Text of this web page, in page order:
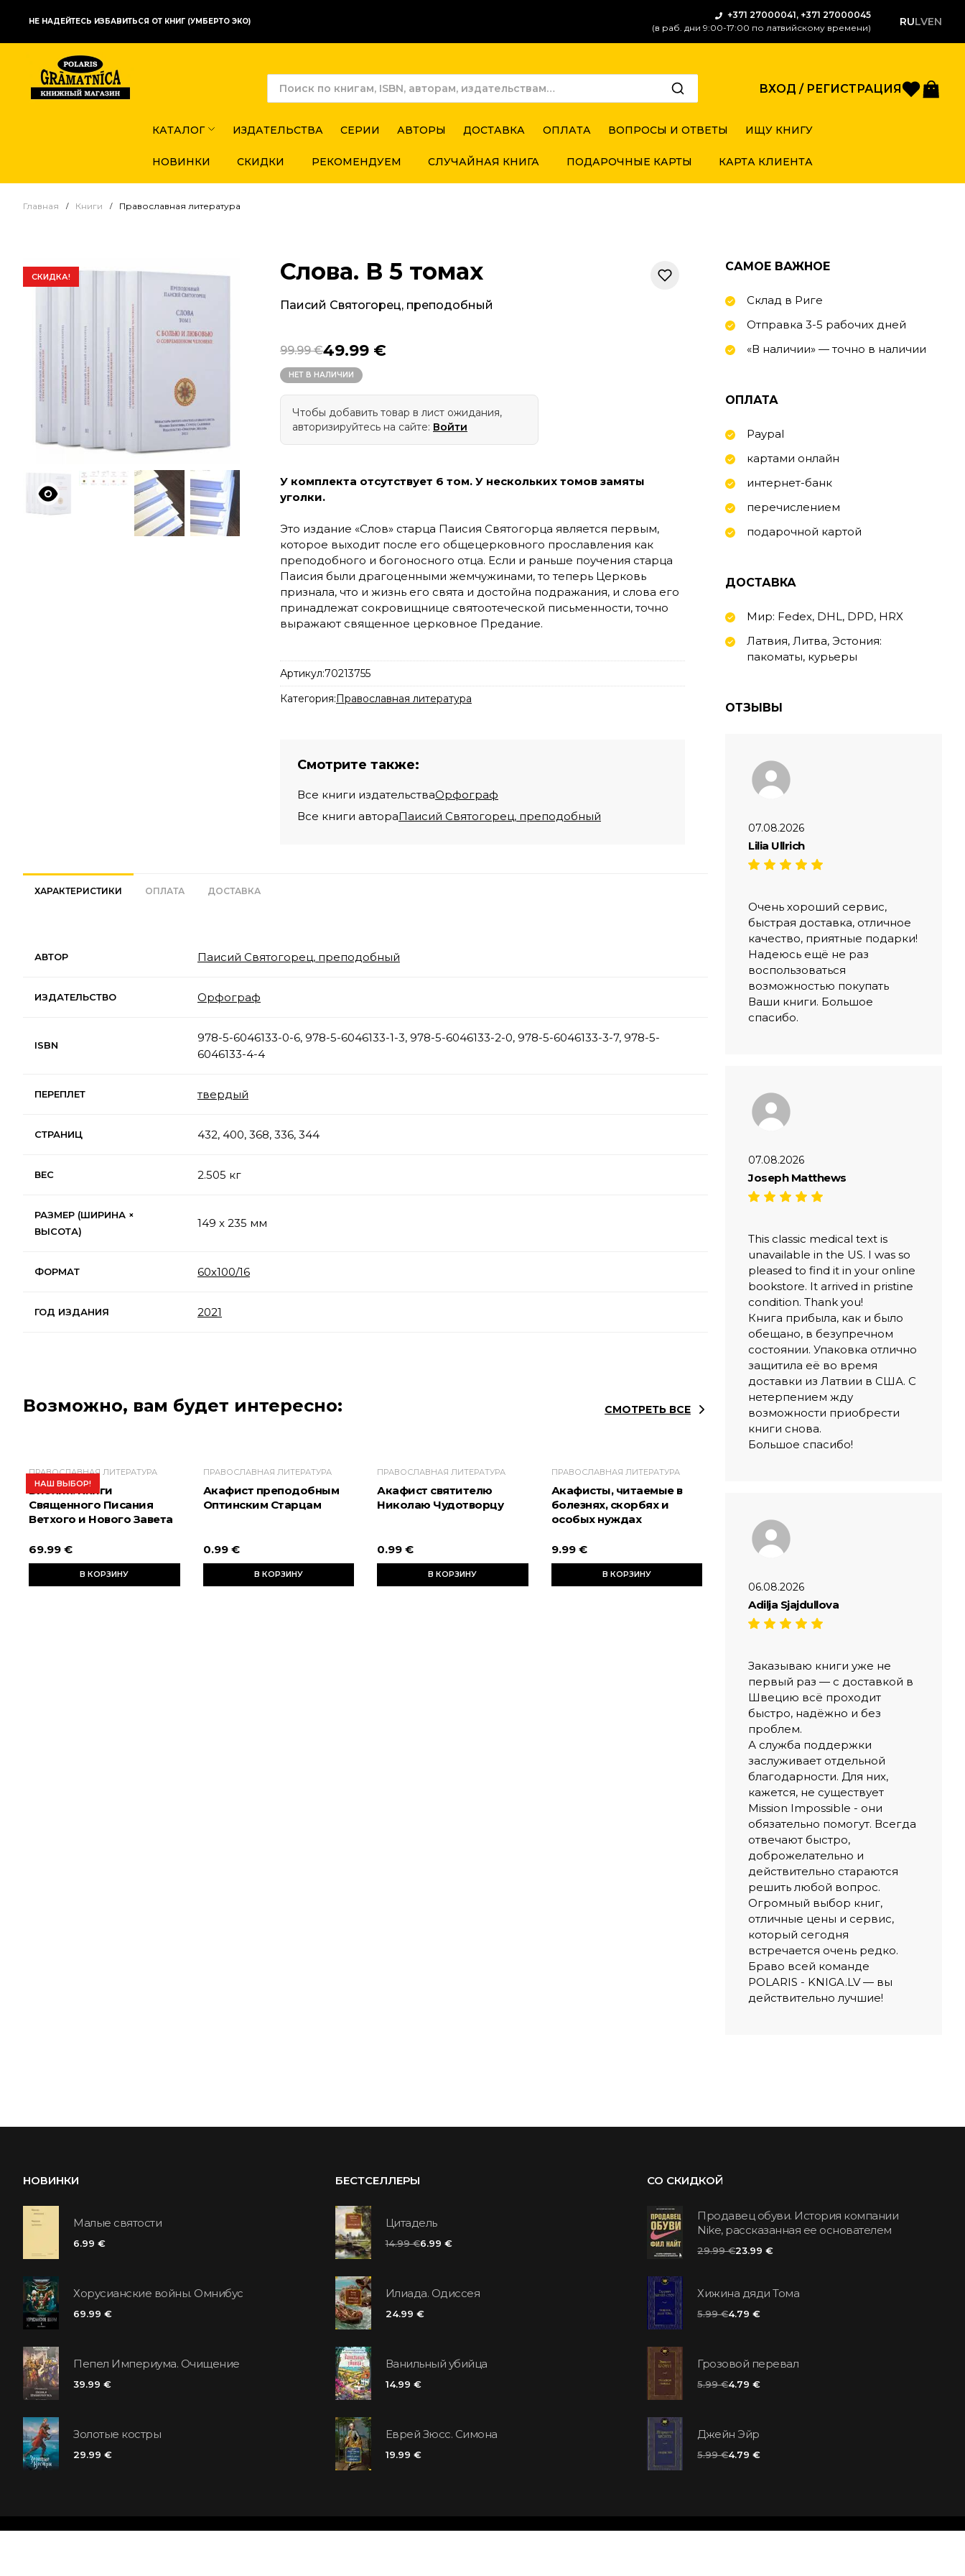
НЕ НАДЕЙТЕСЬ ИЗБАВИТЬСЯ ОТ КНИГ (УМБЕРТО ЭКО)
+371 27000041, +371 27000045
(в раб. дни 9:00-17:00 по латвийскому времени)
RULVEN
ВХОД / РЕГИСТРАЦИЯ
КАТАЛОГ ИЗДАТЕЛЬСТВА СЕРИИ АВТОРЫ ДОСТАВКА ОПЛАТА ВОПРОСЫ И ОТВЕТЫ ИЩУ КНИГУ
НОВИНКИ СКИДКИ РЕКОМЕНДУЕМ СЛУЧАЙНАЯ КНИГА ПОДАРОЧНЫЕ КАРТЫ КАРТА КЛИЕНТА
Главная Книги Православная литература
СКИДКА! Слова. В 5 томах
Паисий Святогорец, преподобный
99.99 €49.99 €
НЕТ В НАЛИЧИИ
Чтобы добавить товар в лист ожидания,
авторизируйтесь на сайте: Войти
У комплекта отсутствует 6 том. У нескольких томов замяты
уголки.
Это издание «Слов» старца Паисия Святогорца является первым,
которое выходит после его общецерковного прославления как
преподобного и богоносного отца. Если и раньше поучения старца
Паисия были драгоценными жемчужинами, то теперь Церковь
признала, что и жизнь его свята и достойна подражания, и слова его
принадлежат сокровищнице святоотеческой письменности, точно
выражают священное церковное Предание.
Артикул:70213755
Категория:Православная литература
Смотрите также:
Все книги издательстваОрфограф
Все книги автораПаисий Святогорец, преподобный
ХАРАКТЕРИСТИКИ ОПЛАТА ДОСТАВКА
АВТОР Паисий Святогорец, преподобный
ИЗДАТЕЛЬСТВО Орфограф
ISBN
978-5-6046133-0-6, 978-5-6046133-1-3, 978-5-6046133-2-0, 978-5-6046133-3-7, 978-5-
6046133-4-4
ПЕРЕПЛЕТ твердый
СТРАНИЦ 432, 400, 368, 336, 344
ВЕС 2.505 кг
РАЗМЕР (ШИРИНА ×
ВЫСОТА)
149 x 235 мм
ФОРМАТ 60х100/16
ГОД ИЗДАНИЯ 2021
Возможно, вам будет интересно: СМОТРЕТЬ ВСЕ
НАШ ВЫБОР!
ПРАВОСЛАВНАЯ ЛИТЕРАТУРА
Библия. Книги
Священного Писания
Ветхого и Нового Завета
69.99 €
В КОРЗИНУ
ПРАВОСЛАВНАЯ ЛИТЕРАТУРА
Акафист преподобным
Оптинским Старцам
0.99 €
В КОРЗИНУ
ПРАВОСЛАВНАЯ ЛИТЕРАТУРА
Акафист святителю
Николаю Чудотворцу
0.99 €
В КОРЗИНУ
ПРАВОСЛАВНАЯ ЛИТЕРАТУРА
Акафисты, читаемые в
болезнях, скорбях и
особых нуждах
9.99 €
В КОРЗИНУ
САМОЕ ВАЖНОЕ
Склад в Риге
Отправка 3-5 рабочих дней
«В наличии» — точно в наличии
ОПЛАТА
Paypal
картами онлайн
интернет-банк
перечислением
подарочной картой
ДОСТАВКА
Мир: Fedex, DHL, DPD, HRX
Латвия, Литва, Эстония:
пакоматы, курьеры
ОТЗЫВЫ
07.08.2026
Lilia Ullrich
Очень хороший сервис,
быстрая доставка, отличное
качество, приятные подарки!
Надеюсь ещё не раз
воспользоваться
возможностью покупать
Ваши книги. Большое
спасибо.
07.08.2026
Joseph Matthews
This classic medical text is
unavailable in the US. I was so
pleased to find it in your online
bookstore. It arrived in pristine
condition. Thank you!
Книга прибыла, как и было
обещано, в безупречном
состоянии. Упаковка отлично
защитила её во время
доставки из Латвии в США. С
нетерпением жду
возможности приобрести
книги снова.
Большое спасибо!
06.08.2026
Adilja Sjajdullova
Заказываю книги уже не
первый раз — с доставкой в
Швецию всё проходит
быстро, надёжно и без
проблем.
А служба поддержки
заслуживает отдельной
благодарности. Для них,
кажется, не существует
Mission Impossible - они
обязательно помогут. Всегда
отвечают быстро,
доброжелательно и
действительно стараются
решить любой вопрос.
Огромный выбор книг,
отличные цены и сервис,
который сегодня
встречается очень редко.
Браво всей команде
POLARIS - KNIGA.LV — вы
действительно лучшие!
НОВИНКИ
Малые святости
6.99 €
Хорусианские войны. Омнибус
69.99 €
Пепел Империума. Очищение
39.99 €
Золотые костры
29.99 €
БЕСТСЕЛЛЕРЫ
Цитадель
14.99 €6.99 €
Илиада. Одиссея
24.99 €
Ванильный убийца
14.99 €
Еврей Зюсс. Симона
19.99 €
СО СКИДКОЙ
Продавец обуви. История компании
Nike, рассказанная ее основателем
29.99 €23.99 €
Хижина дяди Тома
5.99 €4.79 €
Грозовой перевал
5.99 €4.79 €
Джейн Эйр
5.99 €4.79 €